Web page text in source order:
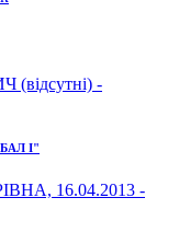
-
І"
16.04.2013 -